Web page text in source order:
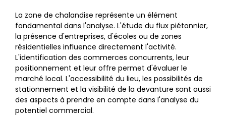
La zone de chalandise représente un élément
fondamental dans l'analyse. L'étude du flux piétonnier,
la présence d'entreprises, d'écoles ou de zones
résidentielles influence directement l'activité.
L'identification des commerces concurrents, leur
positionnement et leur offre permet d'évaluer le
marché local. L'accessibilité du lieu, les possibilités de
stationnement et la visibilité de la devanture sont aussi
des aspects à prendre en compte dans l'analyse du
potentiel commercial.